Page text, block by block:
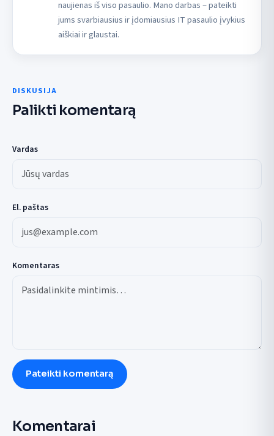
naujienas iš viso pasaulio. Mano darbas – pateikti
jums svarbiausius ir įdomiausius IT pasaulio įvykius
aiškiai ir glaustai.
DISKUSIJA
Palikti komentarą
Vardas
El. paštas
Komentaras
Pateikti komentarą
Komentarai